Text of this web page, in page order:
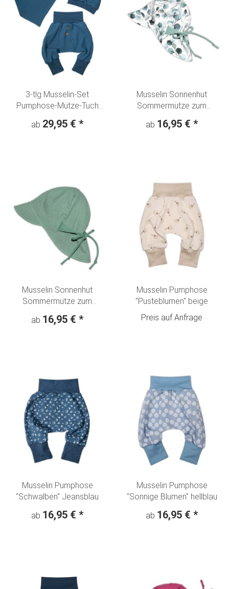
3-tlg Musselin-Set
Pumphose-Mütze-Tuch
Uni
ab 29,95 € *
Musselin Sonnenhut
Sommermütze zum
weiß
ab 16,95 € *
Musselin Sonnenhut
Sommermütze zum
ab 16,95 € *
Musselin Pumphose
"Pusteblumen" beige
Preis auf Anfrage
Musselin Pumphose
"Schwalben" Jeansblau
ab 16,95 € *
Musselin Pumphose
"Sonnige Blumen" hellblau
ab 16,95 € *